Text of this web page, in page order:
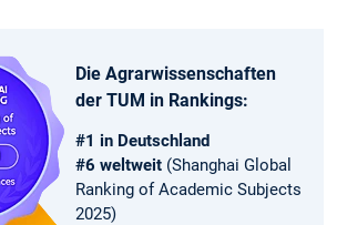
Die Agrarwissenschaften
der TUM in Rankings:
#1 in Deutschland
#6 weltweit (Shanghai Global
Ranking of Academic Subjects
2025)